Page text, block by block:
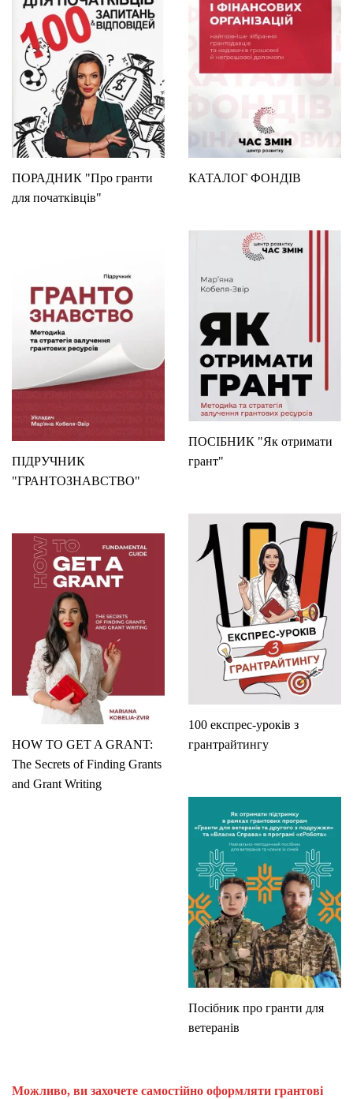
ПОРАДНИК "Про гранти
для початківців"
КАТАЛОГ ФОНДІВ
ПОСІБНИК "Як отримати
грант"
ПІДРУЧНИК
"ГРАНТОЗНАВСТВО"
100 експрес-уроків з
грантрайтингу
HOW TO GET A GRANT:
The Secrets of Finding Grants
and Grant Writing
Посібник про гранти для
ветеранів
Можливо, ви захочете самостійно оформляти грантові